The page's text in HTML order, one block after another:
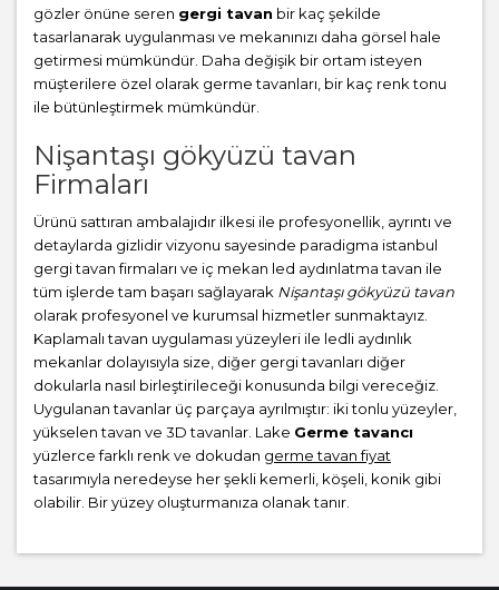
gözler önüne seren gergi tavan bir kaç şekilde
tasarlanarak uygulanması ve mekanınızı daha görsel hale
getirmesi mümkündür. Daha değişik bir ortam isteyen
müşterilere özel olarak germe tavanları, bir kaç renk tonu
ile bütünleştirmek mümkündür.
Nişantaşı gökyüzü tavan
Firmaları
Ürünü sattıran ambalajıdır ilkesi ile profesyonellik, ayrıntı ve
detaylarda gizlidir vizyonu sayesinde paradigma istanbul
gergi tavan firmaları ve iç mekan led aydınlatma tavan ile
tüm işlerde tam başarı sağlayarak Nişantaşı gökyüzü tavan
olarak profesyonel ve kurumsal hizmetler sunmaktayız.
Kaplamalı tavan uygulaması yüzeyleri ile ledli aydınlık
mekanlar dolayısıyla size, diğer gergi tavanları diğer
dokularla nasıl birleştirileceği konusunda bilgi vereceğiz.
Uygulanan tavanlar üç parçaya ayrılmıştır: iki tonlu yüzeyler,
yükselen tavan ve 3D tavanlar. Lake Germe tavancı
yüzlerce farklı renk ve dokudan germe tavan fiyat
tasarımıyla neredeyse her şekli kemerli, köşeli, konik gibi
olabilir. Bir yüzey oluşturmanıza olanak tanır.